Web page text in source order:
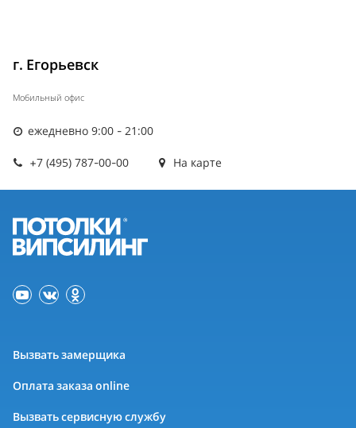
г. Егорьевск
Мобильный офис
ежедневно 9:00 - 21:00
+7 (495) 787-00-00 На карте
Вызвать замерщика
Оплата заказа online
Вызвать сервисную службу